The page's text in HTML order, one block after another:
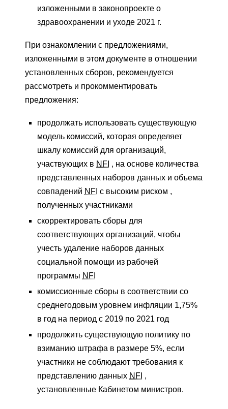
изложенными в законопроекте о
здравоохранении и уходе 2021 г.
При ознакомлении с предложениями,
изложенными в этом документе в отношении
установленных сборов, рекомендуется
рассмотреть и прокомментировать
предложения:
продолжать использовать существующую
модель комиссий, которая определяет
шкалу комиссий для организаций,
участвующих в NFI , на основе количества
представленных наборов данных и объема
совпадений NFI с высоким риском ,
полученных участниками
скорректировать сборы для
соответствующих организаций, чтобы
учесть удаление наборов данных
социальной помощи из рабочей
программы NFI
комиссионные сборы в соответствии со
среднегодовым уровнем инфляции 1,75%
в год на период с 2019 по 2021 год
продолжить существующую политику по
взиманию штрафа в размере 5%, если
участники не соблюдают требования к
представлению данных NFI ,
установленные Кабинетом министров.